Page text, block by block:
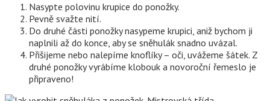
Nasypte polovinu krupice do ponožky.
Pevně ​​svažte nití.
Do druhé části ponožky nasypeme krupici, aniž bychom ji
naplnili až do konce, aby se sněhulák snadno uvázal.
Přišijeme nebo nalepíme knoflíky – oči, uvážeme šátek. Z
druhé ponožky vyrábíme klobouk a novoroční řemeslo je
připraveno!